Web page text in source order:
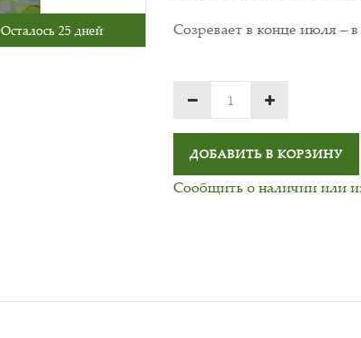
Осталось 25 дней
Созревает в конце июля – в
ДОБАВИТЬ В КОРЗИНУ
Сообщить о наличии или